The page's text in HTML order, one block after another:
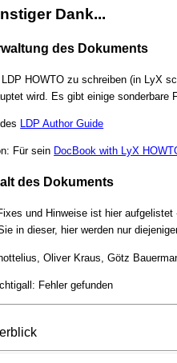
Dank...
des Dokuments
HOWTO zu schreiben (in LyX
wird. Es gibt einige sonderbare
LDP Author Guide
Für sein DocBook with LyX
des Dokuments
und Hinweise ist hier
in dieser, hier werden nur
Oliver Kraus, Götz
Fehler gefunden